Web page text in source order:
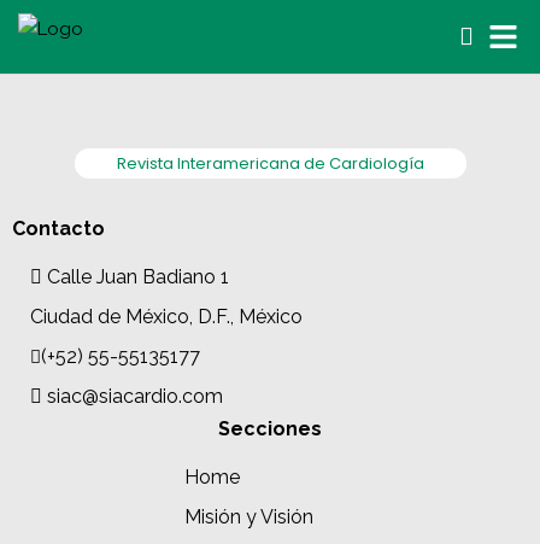
Revista Interamericana de Cardiología
Contacto
Calle Juan Badiano 1
Ciudad de México, D.F., México
(+52) 55-55135177
siac@siacardio.com
Secciones
Home
Misión y Visión